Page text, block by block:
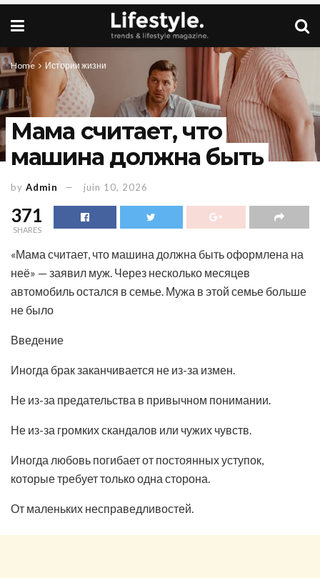
Home Истории жизни
Мама считает, что
машина должна быть
by Admin juin 10, 2026
371
SHARES
«Мама считает, что машина должна быть оформлена на
неё» — заявил муж. Через несколько месяцев
автомобиль остался в семье. Мужа в этой семье больше
не было
Введение
Иногда брак заканчивается не из-за измен.
Не из-за предательства в привычном понимании.
Не из-за громких скандалов или чужих чувств.
Иногда любовь погибает от постоянных уступок,
которые требует только одна сторона.
От маленьких несправедливостей.